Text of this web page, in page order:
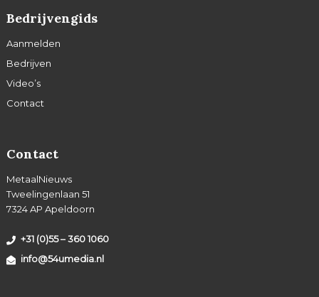
Bedrijvengids
Aanmelden
Bedrijven
Video’s
Contact
Contact
MetaalNieuws
Tweelingenlaan 51
7324 AP Apeldoorn
+31 (0)55 – 360 1060
info@54umedia.nl